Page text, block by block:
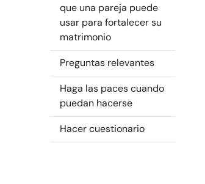
que una pareja puede
usar para fortalecer su
matrimonio
Preguntas relevantes
Haga las paces cuando
puedan hacerse
Hacer cuestionario